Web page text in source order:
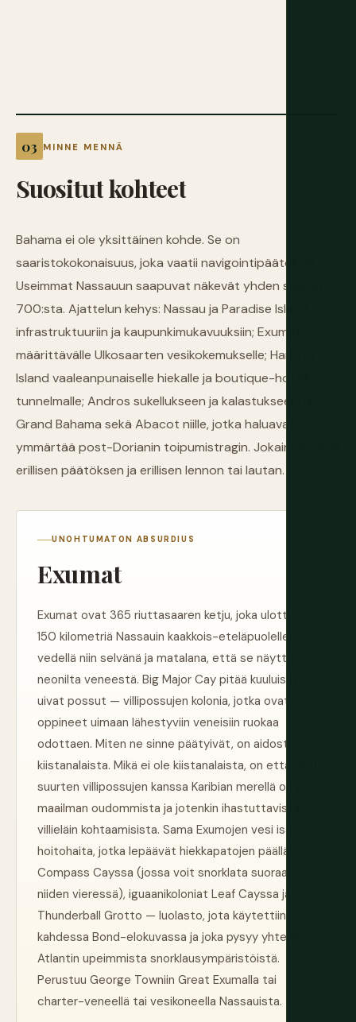
MINNE MENNÄ
Suositutkohteet
Bahama ei ole yksittäinen kohde. Se on
saaristokokonaisuus, joka vaatii navigointipäätöksiä.
Useimmat Nassauun saapuvat näkevät yhden saaren
700:sta. Ajattelun kehys: Nassau ja Paradise Island
infrastruktuuriin ja kaupunkimukavuuksiin; Exumat
määrittävälle Ulkosaarten vesikokemukselle; Harbour
Island vaaleanpunaiselle hiekalle ja boutique-hotelli
tunnelmalle; Andros sukellukseen ja kalastukseen; ja
Grand Bahama sekä Abacot niille, jotka haluavat
ymmärtää post-Dorianin toipumistragin. Jokainen vaatii
erillisen päätöksen ja erillisen lennon tai lautan.
UNOHTUMATON ABSURDIUS
Exumat
Exumat ovat 365 riuttasaaren ketju, joka ulottuu
150 kilometriä Nassauin kaakkois-eteläpuolelle,
vedellä niin selvänä ja matalana, että se näyttää
neonilta veneestä. Big Major Cay pitää kuuluisat
uivat possut — villipossujen kolonia, jotka ovat
oppineet uimaan lähestyviin veneisiin ruokaa
odottaen. Miten ne sinne päätyivät, on aidosti
kiistanalaista. Mikä ei ole kiistanalaista, on että uinti
suurten villipossujen kanssa Karibian merellä on yksi
maailman oudommista ja jotenkin ihastuttavista
villieläin kohtaamisista. Sama Exumojen vesi isännöi
hoitohaita, jotka lepäävät hiekkapatojen päällä
Compass Cayssa (jossa voit snorklata suoraan
niiden vieressä), iguaanikoloniat Leaf Cayssa ja
Thunderball Grotto — luolasto, jota käytettiin
kahdessa Bond-elokuvassa ja joka pysyy yhtenä
Atlantin upeimmista snorklausympäristöistä.
Perustuu George Towniin Great Exumalla tai
charter-veneellä tai vesikoneella Nassauista.